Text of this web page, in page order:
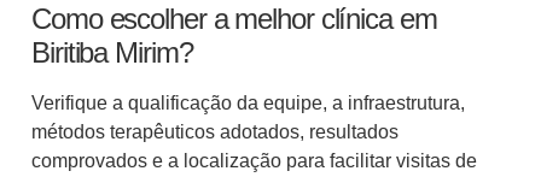
Como escolher a melhor clínica em
Biritiba Mirim?
Verifique a qualificação da equipe, a infraestrutura,
métodos terapêuticos adotados, resultados
comprovados e a localização para facilitar visitas de